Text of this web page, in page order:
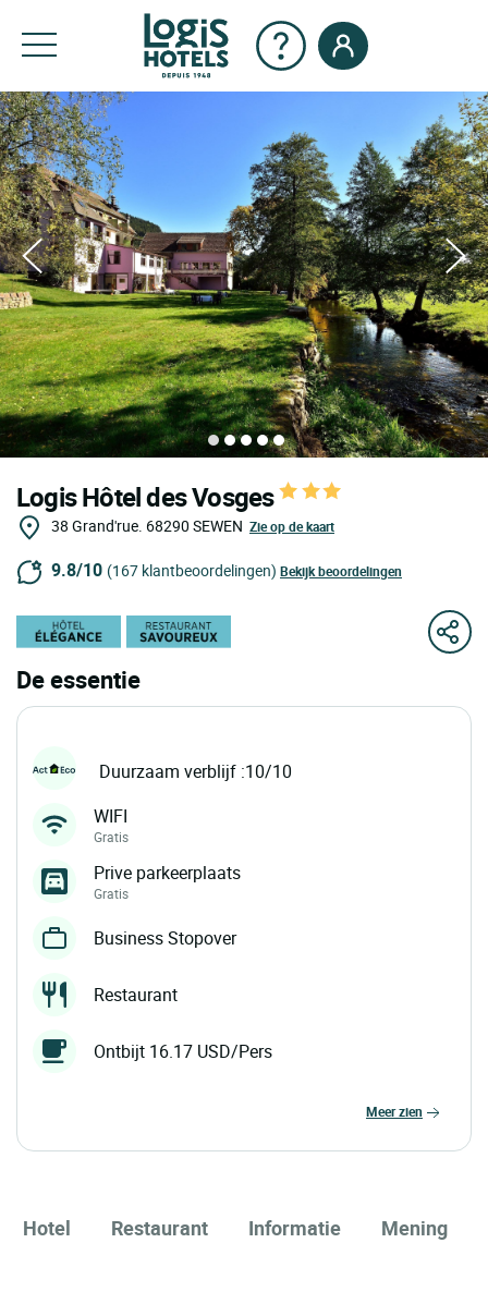
Logis Hôtel des Vosges
38 Grand'rue. 68290 SEWEN Zie op de kaart
9.8/10 (167 klantbeoordelingen) Bekijk beoordelingen
De essentie
Duurzaam verblijf :10/10
WIFI
Gratis
Prive parkeerplaats
Gratis
Business Stopover
Restaurant
Ontbijt 16.17 USD/Pers
meer zien
Hotel Restaurant Informatie Mening